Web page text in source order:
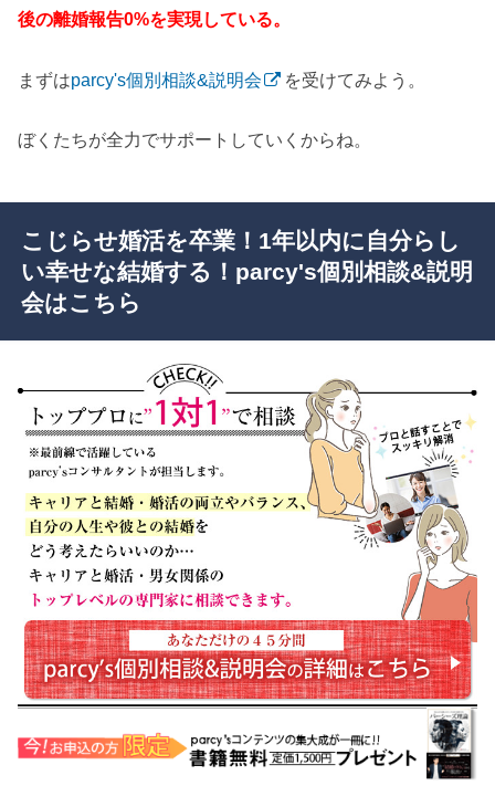
後の離婚報告0%を実現している。
まずはparcy's個別相談&説明会 を受けてみよう。
ぼくたちが全力でサポートしていくからね。
こじらせ婚活を卒業！1年以内に自分らし
い幸せな結婚する！parcy's個別相談&説明
会はこちら